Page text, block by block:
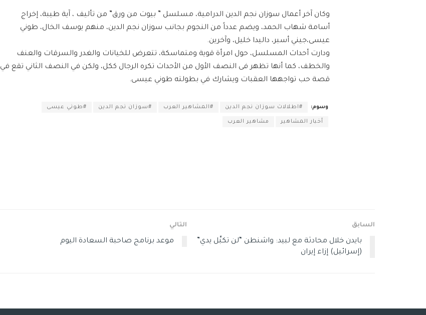
وكان آخر أعمال سوزان نجم الدين الدرامية، مسلسل ” بيوت من ورق” من تأليف ، آية طيبة، إخراج
أسامة شهاب الحمد، ويضم عدداً من النجوم بجانب سوزان نجم الدين، منهم يوسف الخال، طوني
عيسى،جيني أسبر، داليدا خليل، وآخرين.
ودارت أحداث المسلسل، حول امرأة قوية ومتماسكة، تتعرض للخيانات والغدر والسرقات والعنف
والخطف، كما أنها تظهر فى النصف الأول من الأحداث تكره الرجال ككل، ولكن في النصف الثاني تقع في
قصة حب تواجهها العقبات ويشارك في بطولته طوني عيسى.
وسوم: #اطلالات سوزان نجم الدين #المشاهير العرب #سوزان نجم الدين #طوني عيسى
أخبار المشاهير مشاهير العرب
السابق
بايدن خلال محادثة مع لبيد: واشنطن “لن تكبِّل يدي”
(إسرائيل) إزاء إيران
التالي
موعد برنامج صاحبة السعادة اليوم